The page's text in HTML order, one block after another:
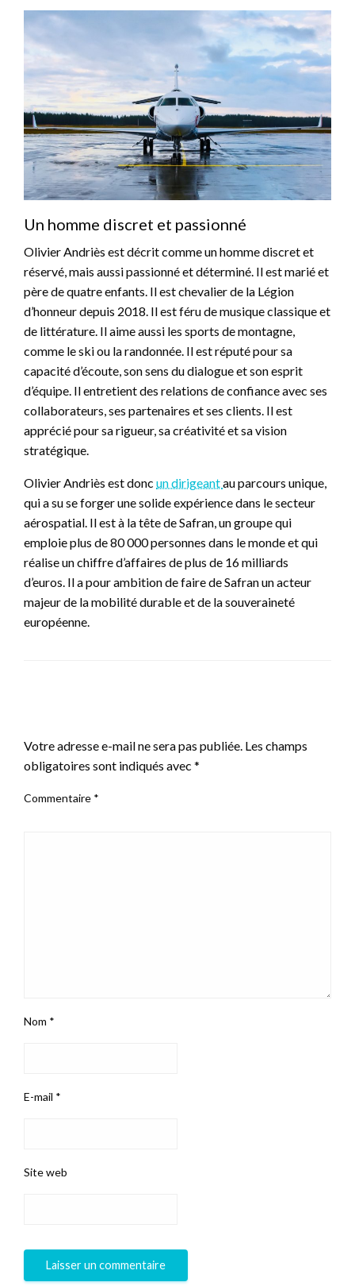
Un homme discret et passionné
Olivier Andriès est décrit comme un homme discret et
réservé, mais aussi passionné et déterminé. Il est marié et
père de quatre enfants. Il est chevalier de la Légion
d’honneur depuis 2018. Il est féru de musique classique et
de littérature. Il aime aussi les sports de montagne,
comme le ski ou la randonnée. Il est réputé pour sa
capacité d’écoute, son sens du dialogue et son esprit
d’équipe. Il entretient des relations de confiance avec ses
collaborateurs, ses partenaires et ses clients. Il est
apprécié pour sa rigueur, sa créativité et sa vision
stratégique.
Olivier Andriès est donc un dirigeantau parcours unique,
qui a su se forger une solide expérience dans le secteur
aérospatial. Il est à la tête de Safran, un groupe qui
emploie plus de 80 000 personnes dans le monde et qui
réalise un chiffre d’affaires de plus de 16 milliards
d’euros. Il a pour ambition de faire de Safran un acteur
majeur de la mobilité durable et de la souveraineté
européenne.
Votre adresse e-mail ne sera pas publiée. Les champs
obligatoires sont indiqués avec *
Commentaire *
Nom *
E-mail *
Site web